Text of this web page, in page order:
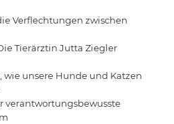
Verflechtungen zwischen
Tierärztin Jutta Ziegler
unsere Hunde und Katzen
verantwortungsbewusste